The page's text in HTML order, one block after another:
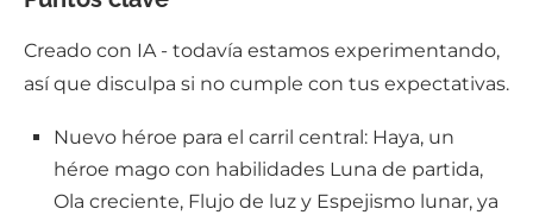
Creado con IA - todavía estamos experimentando,
así que disculpa si no cumple con tus expectativas.
Nuevo héroe para el carril central: Haya, un
héroe mago con habilidades Luna de partida,
Ola creciente, Flujo de luz y Espejismo lunar, ya